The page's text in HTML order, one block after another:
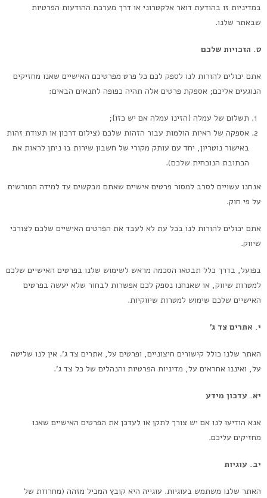
במדיניות זו בהודעת דואר אלקטרוני או דרך מערכת ההודעות הפרטיות
שבאתר שלנו.
ט. הזכויות שלכם
אתם יכולים להורות לנו לספק לכם כל פרט מפרטיכם האישיים שאנו מחזיקים
הנוגעים אליכם; אספקת פרטים אלה תהיה כפופה לתנאים הבאים:
תשלום של עמלה {הזינו עמלה אם יש כזו};
אספקה של ראיות הולמות עבור הזהות שלכם (צילום דרכון או תעודת זהות
באישור נוטריון, יחד עם עותק מקורי של חשבון שירות בו ניתן לראות את
הכתובת הנוכחית שלכם).
אנחנו עשויים לסרב למסור פרטים אישיים שאתם מבקשים עד למידה המורשית
על פי חוק.
אתם יכולים להורות לנו בכל עת לא לעבד את הפרטים האישיים שלכם לצורכי
שיווק.
בפועל, בדרך כלל תבטאו הסכמה מראש לשימוש שלנו בפרטים האישיים שלכם
למטרות שיווק, או שאנחנו נספק לכם אפשרות לבחור שלא יעשה בפרטים
האישיים שלכם שימוש למטרות שיווקיות.
י. אתרים צד ג’
האתר שלנו כולל קישורים חיצוניים, ופרטים על, אתרים צד ג’. אין לנו שליטה
על, ואיננו אחראים על, מדיניות הפרטיות והנהלים של כל צד ג’.
יא. עדכון מידע
אנא הודיעו לנו אם יש צורך לתקן או לעדכן את הפרטים האישיים שאנו
מחזיקים עליכם.
יב. עוגיות
האתר שלנו משתמש בעוגיות. עוגייה היא קובץ המכיל מזהה (מחרוזת של